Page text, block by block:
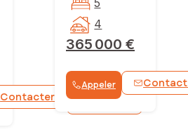
Contacter WhatsApp
365 000 €
5
4
Appeler